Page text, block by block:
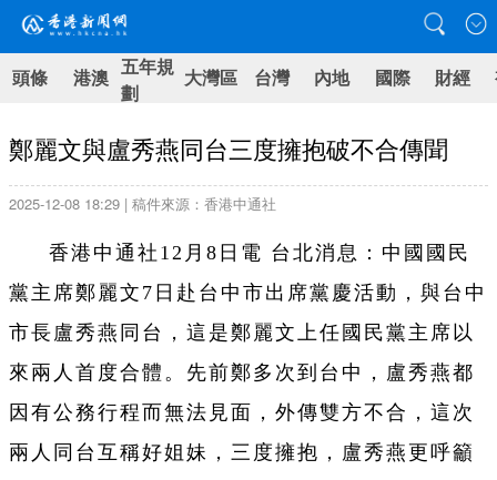
頭條 港澳 五年規
劃
大灣區 台灣 內地 國際 財經
鄭麗文與盧秀燕同台三度擁抱破不合傳聞
2025-12-08 18:29 | 稿件來源：香港中通社
香港中通社12月8日電 台北消息：中國國民
黨主席鄭麗文7日赴台中市出席黨慶活動，與台中
市長盧秀燕同台，這是鄭麗文上任國民黨主席以
來兩人首度合體。先前鄭多次到台中，盧秀燕都
因有公務行程而無法見面，外傳雙方不合，這次
兩人同台互稱好姐妹，三度擁抱，盧秀燕更呼籲